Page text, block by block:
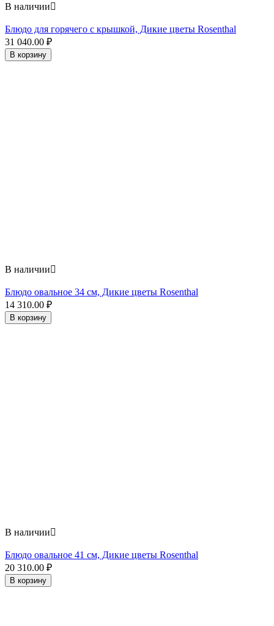
В наличии
Блюдо для горячего с крышкой, Дикие цветы Rosenthal
31 040.00 ₽
В корзину
В наличии
Блюдо овальное 34 см, Дикие цветы Rosenthal
14 310.00 ₽
В корзину
В наличии
Блюдо овальное 41 см, Дикие цветы Rosenthal
20 310.00 ₽
В корзину